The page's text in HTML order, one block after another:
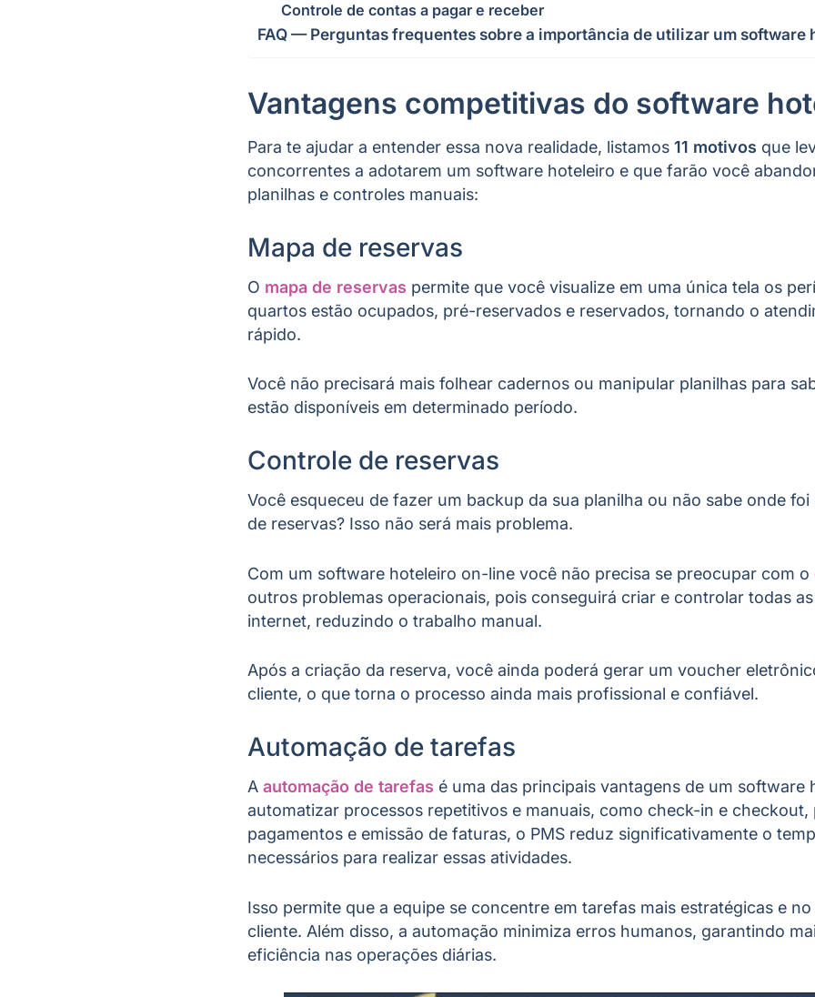
Controle de contas a pagar e receber
FAQ — Perguntas frequentes sobre a importância de utilizar um software
Vantagens competitivas do software
Para te ajudar a entender essa nova realidade, listamos 11 motivos que
concorrentes a adotarem um software hoteleiro e que farão você
planilhas e controles manuais:
Mapa de reservas
O mapa de reservas permite que você visualize em uma única tela os
quartos estão ocupados, pré-reservados e reservados, tornando o
rápido.
Você não precisará mais folhear cadernos ou manipular planilhas para
estão disponíveis em determinado período.
Controle de reservas
Você esqueceu de fazer um backup da sua planilha ou não sabe onde
de reservas? Isso não será mais problema.
Com um software hoteleiro on-line você não precisa se preocupar com o
outros problemas operacionais, pois conseguirá criar e controlar todas
internet, reduzindo o trabalho manual.
Após a criação da reserva, você ainda poderá gerar um voucher
cliente, o que torna o processo ainda mais profissional e confiável.
Automação de tarefas
A automação de tarefas é uma das principais vantagens de um software
automatizar processos repetitivos e manuais, como check-in e checkout,
pagamentos e emissão de faturas, o PMS reduz significativamente o
necessários para realizar essas atividades.
Isso permite que a equipe se concentre em tarefas mais estratégicas e
cliente. Além disso, a automação minimiza erros humanos, garantindo
eficiência nas operações diárias.